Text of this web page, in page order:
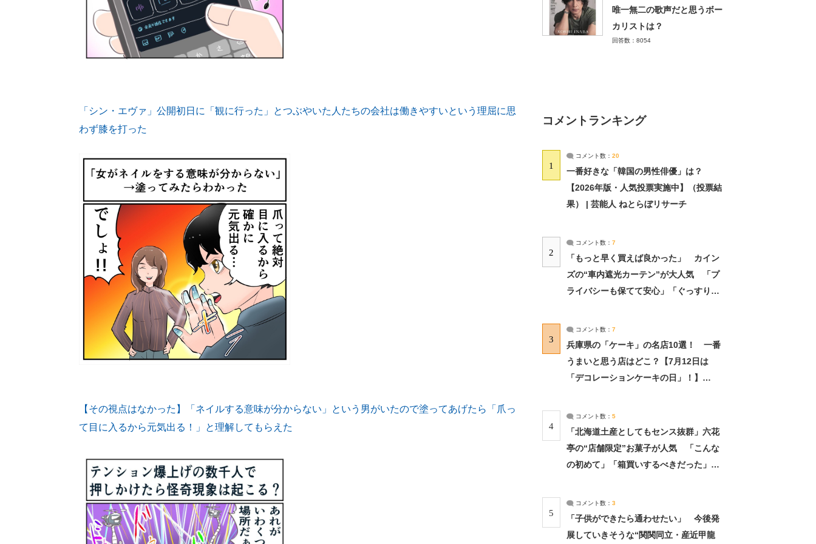
「シン・エヴァ」公開初日に「観に行った」とつぶやいた人たちの会社は働きやすいという理屈に思
わず膝を打った
【その視点はなかった】「ネイルする意味が分からない」という男がいたので塗ってあげたら「爪っ
て目に入るから元気出る！」と理解してもらえた
唯一無二の歌声だと思うボー
カリストは？
回答数：8054
コメントランキング
1
コメント数： 20
一番好きな「韓国の男性俳優」は？
【2026年版・人気投票実施中】（投票結
果） | 芸能人 ねとらぼリサーチ
2
コメント数： 7
「もっと早く買えば良かった」 カイン
ズの“車内遮光カーテン”が大人気 「プ
ライバシーも保てて安心」「ぐっすり眠
3
コメント数： 7
兵庫県の「ケーキ」の名店10選！ 一番
うまいと思う店はどこ？【7月12日は
「デコレーションケーキの日」！】
4
コメント数： 5
「北海道土産としてもセンス抜群」六花
亭の“店舗限定”お菓子が人気 「こんな
の初めて」「箱買いするべきだった」
5
コメント数： 3
「子供ができたら通わせたい」 今後発
展していきそうな“関関同立・産近甲龍